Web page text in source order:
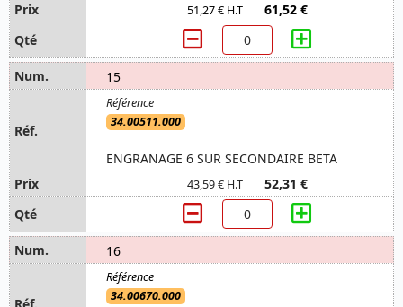
51,27 € H.T 61,52 €
15
34.00511.000
ENGRANAGE 6 SUR SECONDAIRE BETA
43,59 € H.T 52,31 €
16
34.00670.000